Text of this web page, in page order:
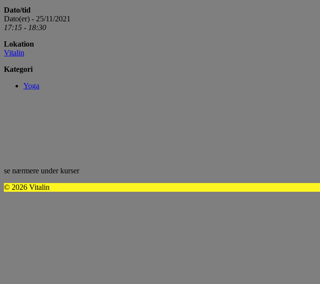
Dato/tid
Dato(er) - 25/11/2021
17:15 - 18:30
Lokation
Vitalin
Kategori
Yoga
se nærmere under kurser
© 2026 Vitalin